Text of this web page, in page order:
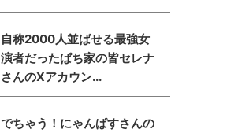
自称2000人並ばせる最強女
演者だったぱち家の皆セレナ
さんのXアカウン...
でちゃう！にゃんぱすさんの